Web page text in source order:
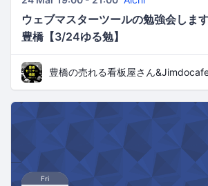
ウェブマスターツールの勉強会し
豊橋【3/24ゆる勉】
Fri